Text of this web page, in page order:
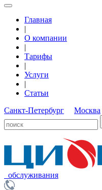
Главная
|
О компании
|
Тарифы
|
Услуги
|
Статьи
Санкт-Петербург
Москва
обслуживания